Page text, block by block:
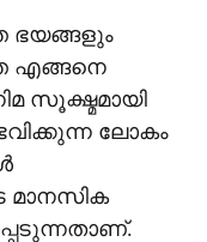
ഭയങ്ങളും
എങ്ങനെ
സൂക്ഷ്മമായി
ലോകം
മാനസിക